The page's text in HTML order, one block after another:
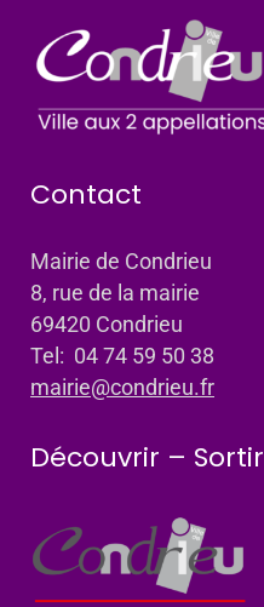
Contact
Mairie de Condrieu
8, rue de la mairie
69420 Condrieu
Tel: 04 74 59 50 38
mairie@condrieu.fr
Découvrir – Sortir